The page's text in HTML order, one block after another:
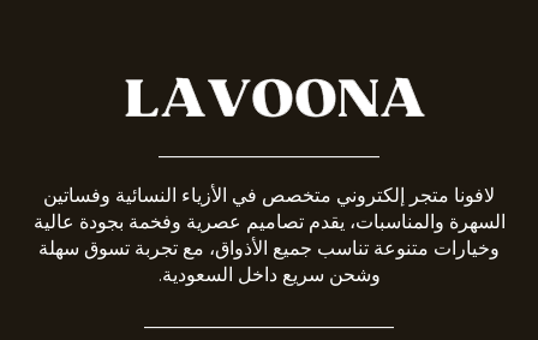
لافونا متجر إلكتروني متخصص في الأزياء النسائية وفساتين
السهرة والمناسبات، يقدم تصاميم عصرية وفخمة بجودة عالية
وخيارات متنوعة تناسب جميع الأذواق، مع تجربة تسوق سهلة
وشحن سريع داخل السعودية.